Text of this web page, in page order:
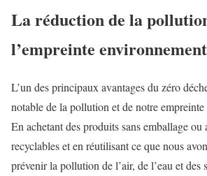
La réduction de la
l’empreinte
L’un des principaux avantages du zéro
notable de la pollution et de notre
En achetant des produits sans emballage ou
recyclables et en réutilisant ce que nous
prévenir la pollution de l’air, de l’eau et des